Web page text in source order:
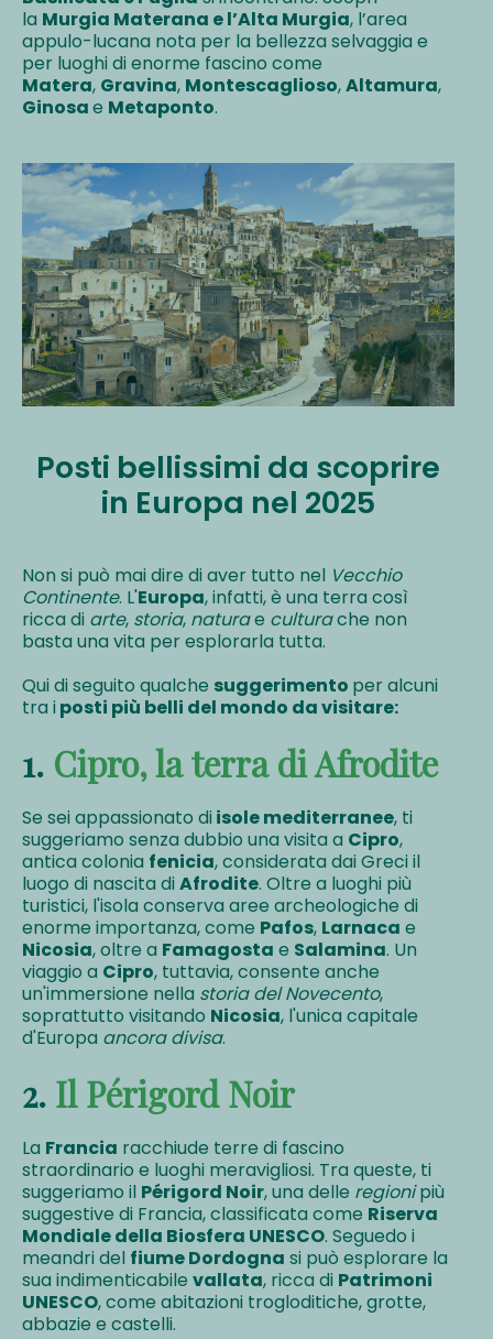
la Murgia Materana e l’Alta Murgia, l’area
appulo-lucana nota per la bellezza selvaggia e
per luoghi di enorme fascino come
Matera, Gravina, Montescaglioso,Altamura,
Ginosae Metaponto.
Posti bellissimi da scoprire
in Europa nel 2025
Non si può mai dire di aver tutto nel Vecchio
Continente. L'Europa, infatti, è una terra così
ricca di arte, storia, naturae culturache non
basta una vita per esplorarla tutta.
Qui di seguito qualche suggerimento per alcuni
tra iposti più belli del mondo da visitare:
1. Cipro, la terra di Afrodite
Se sei appassionato diisole mediterranee, ti
suggeriamo senza dubbio una visita a Cipro,
antica colonia fenicia, considerata dai Greci il
luogo di nascita diAfrodite. Oltre a luoghi più
turistici, l'isola conserva aree archeologiche di
enorme importanza, come Pafos, Larnaca e
Nicosia, oltre a Famagosta e Salamina. Un
viaggio a Cipro, tuttavia, consente anche
un'immersione nella storia del Novecento,
soprattutto visitando Nicosia, l'unica capitale
d'Europa ancora divisa.
2. Il Périgord Noir
La Francia racchiude terre di fascino
straordinario e luoghi meravigliosi. Tra queste, ti
suggeriamo il Périgord Noir, una delle regionipiù
suggestive di Francia, classificata come Riserva
Mondiale della Biosfera UNESCO. Seguedo i
meandri del fiume Dordogna si può esplorare la
sua indimenticabile vallata, ricca di Patrimoni
UNESCO, come abitazioni trogloditiche, grotte,
abbazie e castelli.